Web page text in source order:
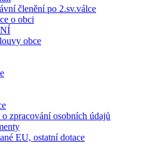
členění po 2.sv.válce
o obci
obce
zpracování osobních údajů
EU, ostatní dotace